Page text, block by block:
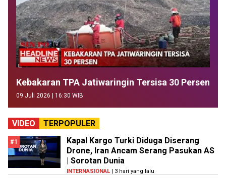
Kebakaran TPA Jatiwaringin Tersisa 30 Persen
09 Juli 2026 | 16:30 WIB
VIDEO TERPOPULER
#1
Kapal Kargo Turki Diduga Diserang
Drone, Iran Ancam Serang Pasukan AS
| Sorotan Dunia
INTERNASIONAL | 3 hari yang lalu